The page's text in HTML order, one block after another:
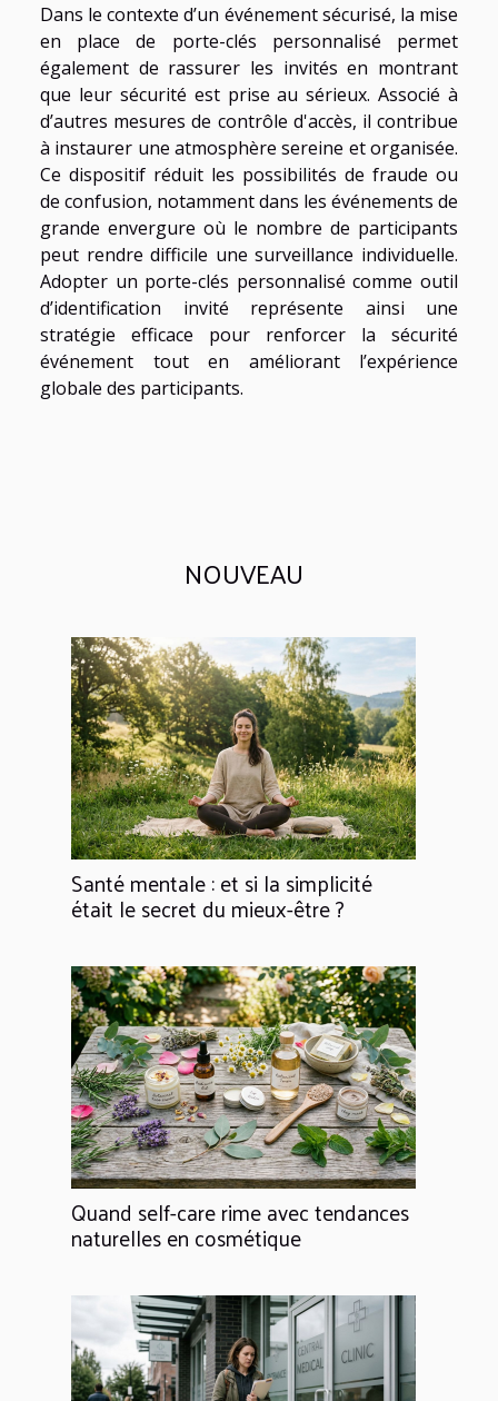
Dans le contexte d’un événement sécurisé, la mise
en place de porte-clés personnalisé permet
également de rassurer les invités en montrant
que leur sécurité est prise au sérieux. Associé à
d’autres mesures de contrôle d'accès, il contribue
à instaurer une atmosphère sereine et organisée.
Ce dispositif réduit les possibilités de fraude ou
de confusion, notamment dans les événements de
grande envergure où le nombre de participants
peut rendre difficile une surveillance individuelle.
Adopter un porte-clés personnalisé comme outil
d’identification invité représente ainsi une
stratégie efficace pour renforcer la sécurité
événement tout en améliorant l’expérience
globale des participants.
NOUVEAU
Santé mentale : et si la simplicité
était le secret du mieux-être ?
Quand self-care rime avec tendances
naturelles en cosmétique